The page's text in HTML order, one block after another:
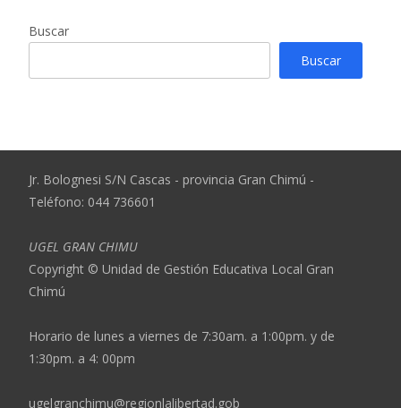
Buscar
Buscar
Jr. Bolognesi S/N Cascas - provincia Gran Chimú -
Teléfono: 044 736601
UGEL GRAN CHIMU
Copyright © Unidad de Gestión Educativa Local Gran
Chimú
Horario de lunes a viernes de 7:30am. a 1:00pm. y de
1:30pm. a 4: 00pm
ugelgranchimu@regionlalibertad.gob